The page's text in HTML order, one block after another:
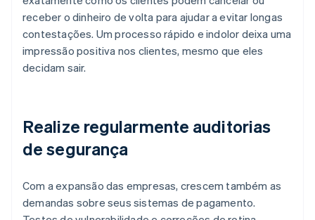
receber o dinheiro de volta para ajudar a evitar longas
contestações. Um processo rápido e indolor deixa uma
impressão positiva nos clientes, mesmo que eles
decidam sair.
Realize regularmente auditorias
de segurança
Com a expansão das empresas, crescem também as
demandas sobre seus sistemas de pagamento.